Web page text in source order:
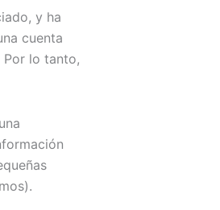
y ha
cuenta
lo tanto,